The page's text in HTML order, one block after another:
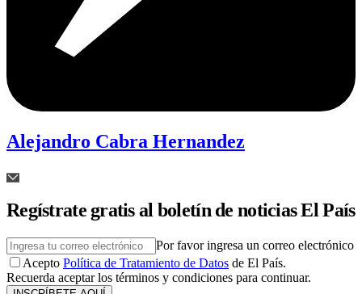
Alejandro Cabra Hernandez
Regístrate gratis al boletín de noticias El País
Por favor ingresa un correo electrónico
Acepto Política de Tratamiento de Datos de El País.
Recuerda aceptar los términos y condiciones para continuar.